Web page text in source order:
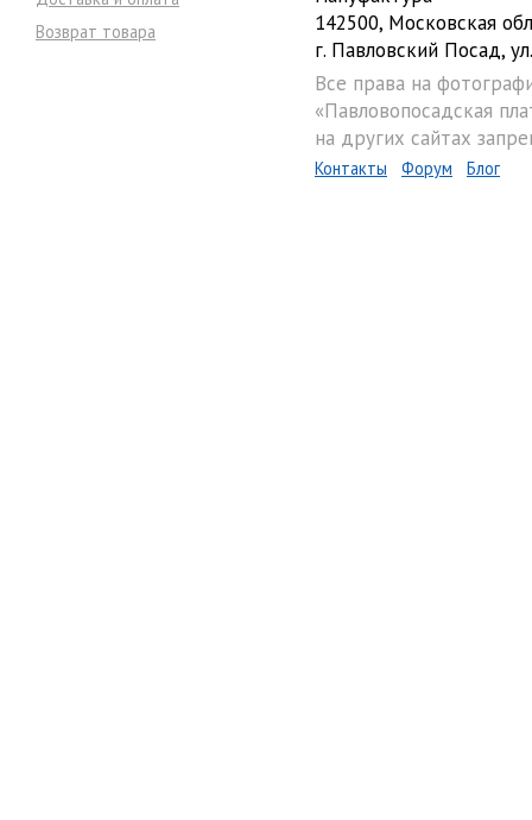
Возврат товара
142500, Московская
г. Павловский Посад,
Все права на
«Павловопосадская
на других сайтах
Контакты Форум Блог